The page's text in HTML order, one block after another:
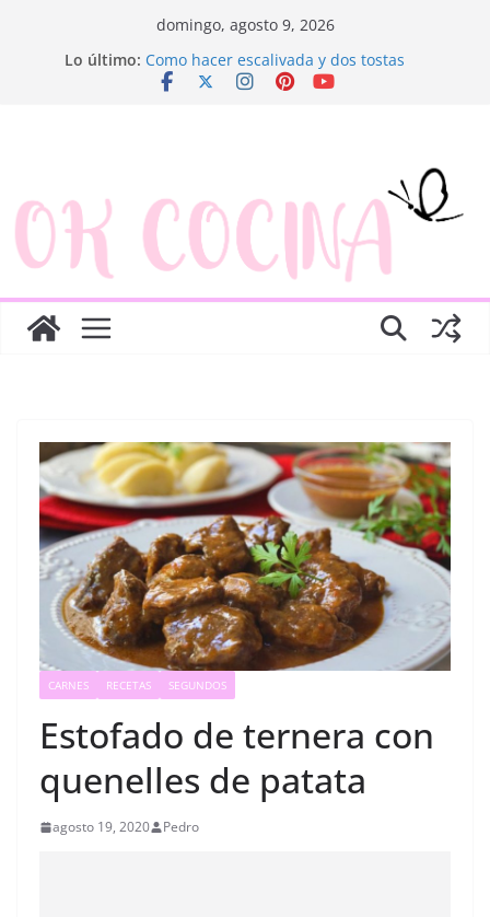
domingo, agosto 9, 2026
Lo último: Ensaladilla de merluza
Como hacer escalivada y dos tostas
Trenza de hojaldre con jamón y queso
CARNES RECETAS SEGUNDOS
Estofado de ternera con
quenelles de patata
agosto 19, 2020 Pedro